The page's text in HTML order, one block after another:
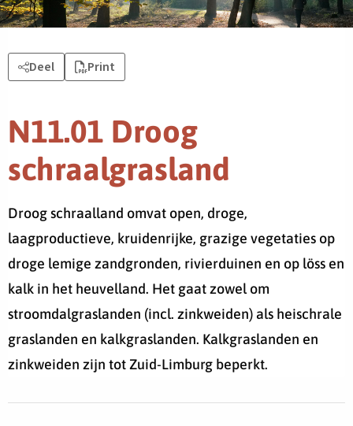
Deel Print
N11.01 Droog
schraalgrasland
Droog schraalland omvat open, droge,
laagproductieve, kruidenrijke, grazige vegetaties op
droge lemige zandgronden, rivierduinen en op löss en
kalk in het heuvelland. Het gaat zowel om
stroomdalgraslanden (incl. zinkweiden) als heischrale
graslanden en kalkgraslanden. Kalkgraslanden en
zinkweiden zijn tot Zuid-Limburg beperkt.